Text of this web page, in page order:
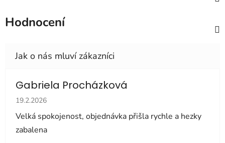
Hodnocení
Gabriela Procházková
Hodnocení obchodu je 5 z 5 hvězdiček.
19.2.2026
Velká spokojenost, objednávka přišla rychle a hezky
zabalena